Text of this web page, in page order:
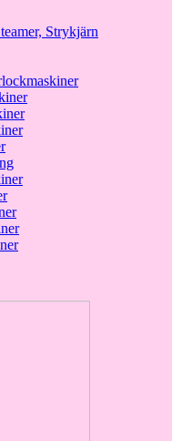
Strykjärn